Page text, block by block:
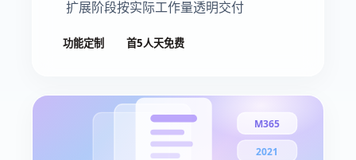
扩展阶段按实际工作量透明交付
功能定制 首5人天免费
M365
2021